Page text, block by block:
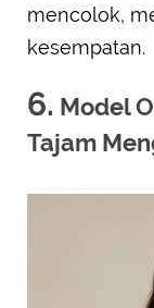
mencolok,
kesempatan.
6. Model
Tajam